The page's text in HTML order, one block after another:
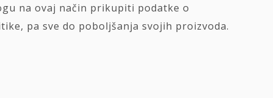
na ovaj način prikupiti podatke o
pa sve do poboljšanja svojih proizvoda.